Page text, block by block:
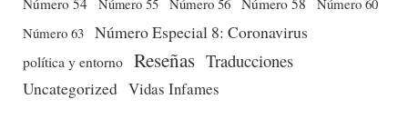
Número 55
Número 63 Número Especial 8: Coronavirus
política y entorno Reseñas Traducciones
Uncategorized Vidas Infames